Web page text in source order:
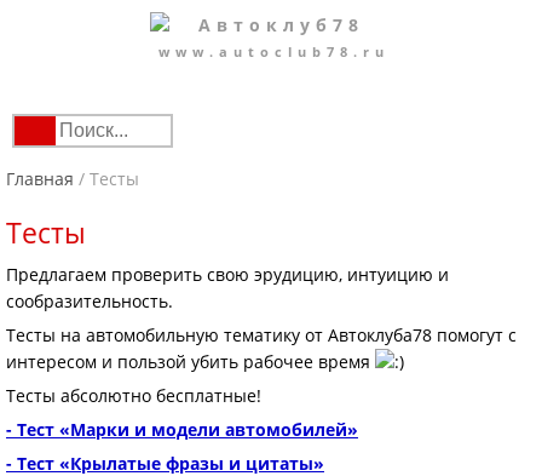
www.autoclub78.ru
Главная / Тесты
Тесты
Предлагаем проверить свою эрудицию, интуицию и
сообразительность.
Тесты на автомобильную тематику от Автоклуба78 помогут с
интересом и пользой убить рабочее время
Тесты абсолютно бесплатные!
- Тест «Марки и модели автомобилей»
- Тест «Крылатые фразы и цитаты»